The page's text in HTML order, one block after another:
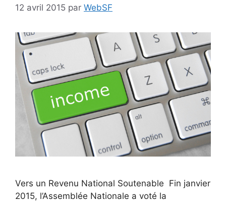
12 avril 2015 par WebSF
Vers un Revenu National Soutenable Fin janvier
2015, l’Assemblée Nationale a voté la